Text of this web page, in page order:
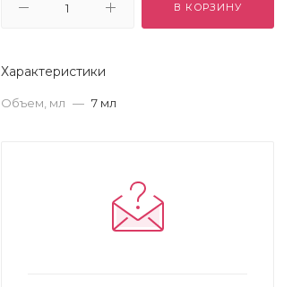
В КОРЗИНУ
Характеристики
Объем, мл — 7 мл